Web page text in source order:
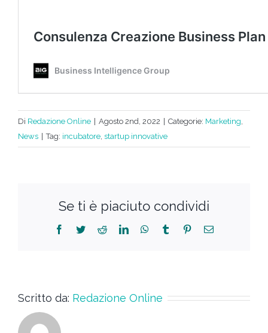
Di Redazione Online Agosto 2nd, 2022 Categorie: Marketing,
News
Tag: incubatore, startup innovative
Se ti è piaciuto condividi
Scritto da: Redazione Online